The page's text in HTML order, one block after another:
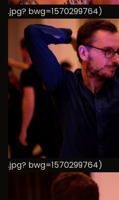
.jpg? bwg=1570299764)
.jpg? bwg=1570299764)